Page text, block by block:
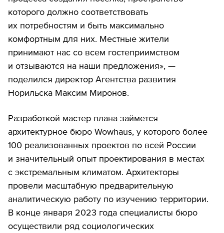
которого должно соответствовать
их потребностям и быть максимально
комфортным для них. Местные жители
принимают нас со всем гостеприимством
и отзываются на наши предложения», —
поделился директор Агентства развития
Норильска Максим Миронов.
Разработкой мастер-плана займется
архитектурное бюро Wowhaus, у которого более
100 реализованных проектов по всей России
и значительный опыт проектирования в местах
с экстремальным климатом. Архитекторы
провели масштабную предварительную
аналитическую работу по изучению территории.
В конце января 2023 года специалисты бюро
осуществили ряд социологических